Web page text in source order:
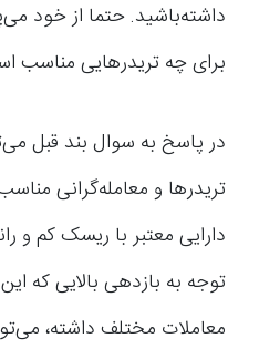
داشته‌باشید. حتما از خود
برای چه تریدرهایی مناسب
در پاسخ به سوال بند قبل
تریدرها و معامله‌گرانی
دارایی معتبر با ریسک کم و
توجه به بازدهی بالایی که
معاملات مختلف داشته،